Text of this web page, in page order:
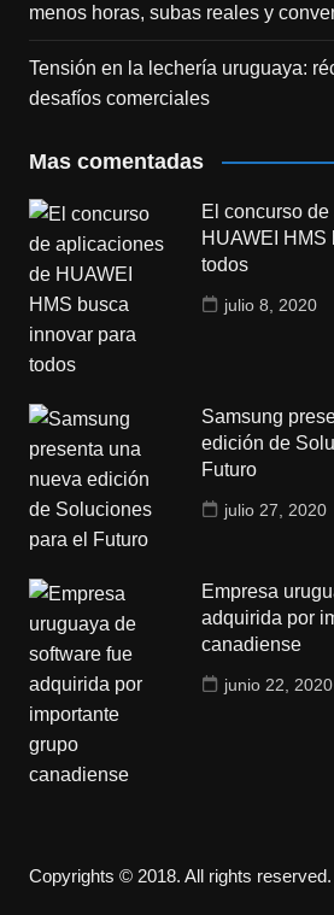
menos horas, subas reales y
Tensión en la lechería uruguaya:
desafíos comerciales
Mas comentadas
El concurso
HUAWEI HMS
todos
julio 8, 2020
Samsung
edición de
Futuro
julio 27, 2020
Empresa
adquirida por
canadiense
junio 22, 2020
Copyrights © 2018. All rights reserved.